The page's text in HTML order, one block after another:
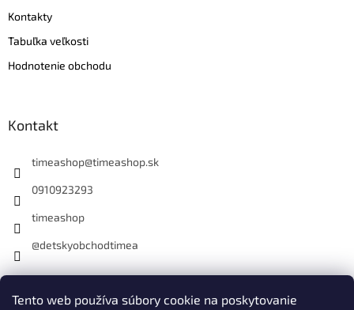
Tento web používa súbory cookie na poskytovanie
Kontakty
Tabuľka veľkosti
Hodnotenie obchodu
Kontakt
timeashop@timeashop.sk
0910923293
timeashop
@detskyobchodtimea
Instagram